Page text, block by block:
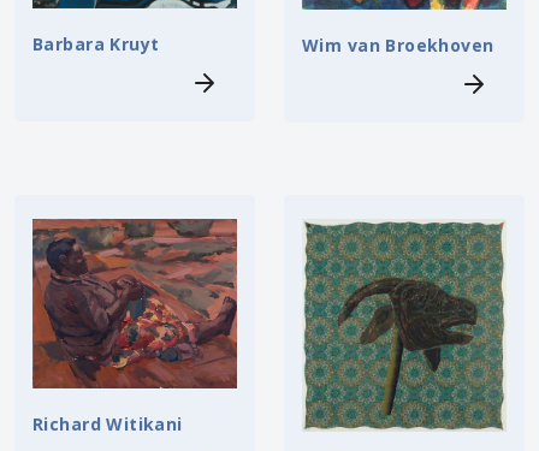
Barbara Kruyt Wim van Broekhoven
Richard Witikani